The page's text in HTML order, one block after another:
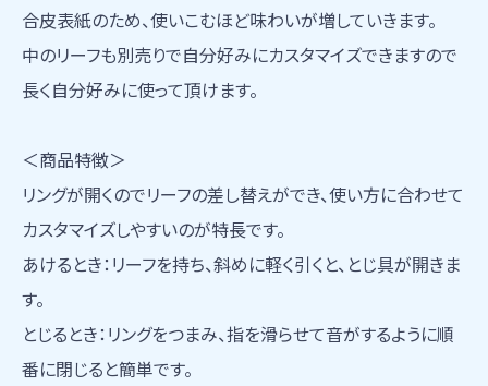
合皮表紙のため、使いこむほど味わいが増していきます。
中のリーフも別売りで自分好みにカスタマイズできますので
長く自分好みに使って頂けます。
＜商品特徴＞
リングが開くのでリーフの差し替えができ、使い方に合わせて
カスタマイズしやすいのが特長です。
あけるとき：リーフを持ち、斜めに軽く引くと、とじ具が開きま
す。
とじるとき：リングをつまみ、指を滑らせて音がするように順
番に閉じると簡単です。